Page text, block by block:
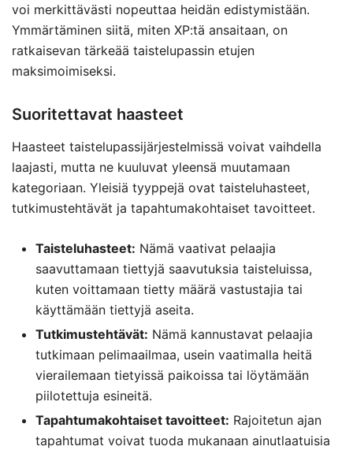
voi merkittävästi nopeuttaa heidän edistymistään.
Ymmärtäminen siitä, miten XP:tä ansaitaan, on
ratkaisevan tärkeää taistelupassin etujen
maksimoimiseksi.
Suoritettavat haasteet
Haasteet taistelupassijärjestelmissä voivat vaihdella
laajasti, mutta ne kuuluvat yleensä muutamaan
kategoriaan. Yleisiä tyyppejä ovat taisteluhasteet,
tutkimustehtävät ja tapahtumakohtaiset tavoitteet.
Taisteluhasteet: Nämä vaativat pelaajia
saavuttamaan tiettyjä saavutuksia taisteluissa,
kuten voittamaan tietty määrä vastustajia tai
käyttämään tiettyjä aseita.
Tutkimustehtävät: Nämä kannustavat pelaajia
tutkimaan pelimaailmaa, usein vaatimalla heitä
vierailemaan tietyissä paikoissa tai löytämään
piilotettuja esineitä.
Tapahtumakohtaiset tavoitteet: Rajoitetun ajan
tapahtumat voivat tuoda mukanaan ainutlaatuisia